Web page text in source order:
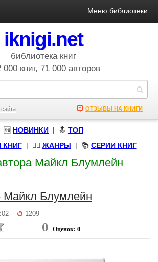
Меню библиотеки
iknigi.net
библиотека книг
000 книг, 71 000 авторов
ОТЗЫВЫ НА КНИГИ
🆕 НОВИНКИ | 🔝 ТОП
КНИГ| 🧝‍♀️ ЖАНРЫ | 📚 СЕРИИ КНИГ
Майкл Блумлейн
Блумлейн
1209
0 Оценок: 0